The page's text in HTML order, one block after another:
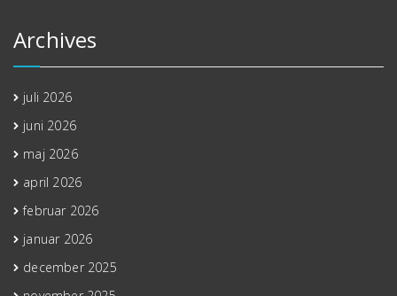
Archives
juli 2026
juni 2026
maj 2026
april 2026
februar 2026
januar 2026
december 2025